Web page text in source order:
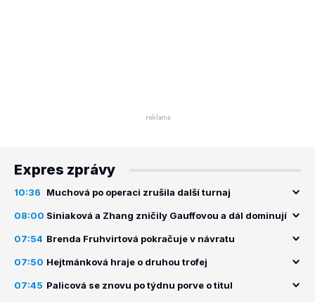
Expres zprávy
10:36 Muchová po operaci zrušila další turnaj
08:00 Siniaková a Zhang zničily Gauffovou a dál dominují
07:54 Brenda Fruhvirtová pokračuje v návratu
07:50 Hejtmánková hraje o druhou trofej
07:45 Palicová se znovu po týdnu porve o titul